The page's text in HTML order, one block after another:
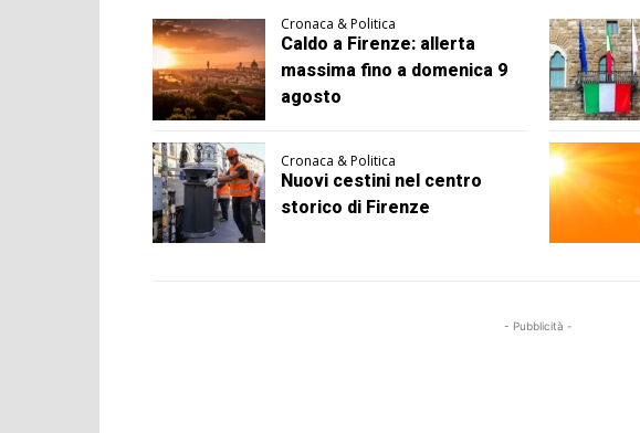
Cronaca & Politica
Caldo a Firenze: allerta
massima fino a domenica 9
agosto
Cronaca & Politica
Nuovi cestini nel centro
storico di Firenze
- Pubblicità -